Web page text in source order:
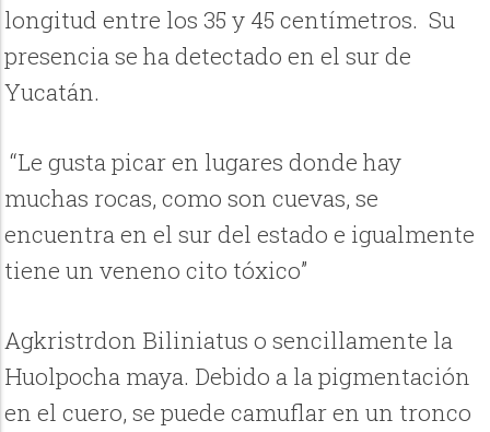
longitud entre los 35 y 45 centímetros. Su
presencia se ha detectado en el sur de
Yucatán.
“Le gusta picar en lugares donde hay
muchas rocas, como son cuevas, se
encuentra en el sur del estado e igualmente
tiene un veneno cito tóxico”
Agkristrdon Biliniatus o sencillamente la
Huolpocha maya. Debido a la pigmentación
en el cuero, se puede camuflar en un tronco